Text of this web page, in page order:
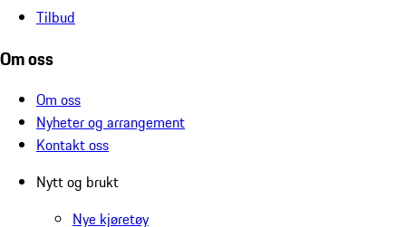
Tilbud
Om oss
Om oss
Nyheter og arrangement
Kontakt oss
Nytt og brukt
Nye kjøretøy